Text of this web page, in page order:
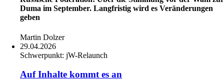
Duma im September. Langfristig wird es Veränderungen
geben
Martin Dolzer
29.04.2026
Schwerpunkt: jW-Relaunch
Auf Inhalte kommt es an